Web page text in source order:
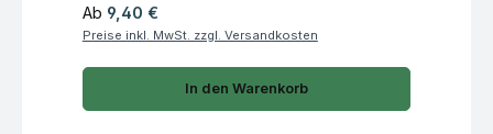
Regulärer Preis:
Ab 9,40 €
Preise inkl. MwSt. zzgl. Versandkosten
In den Warenkorb